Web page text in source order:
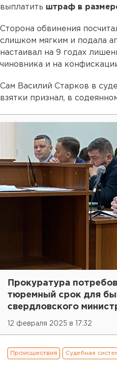
выплатить штраф в
Сторона обвинения
слишком мягким и подала
настаивал на 9 годах
чиновника и на
Сам Василий Старков в
взятки признал, в
Прокуратура
тюремный срок для
свердловского
12 февраля 2025 в 17:32
Происшествия Судебная